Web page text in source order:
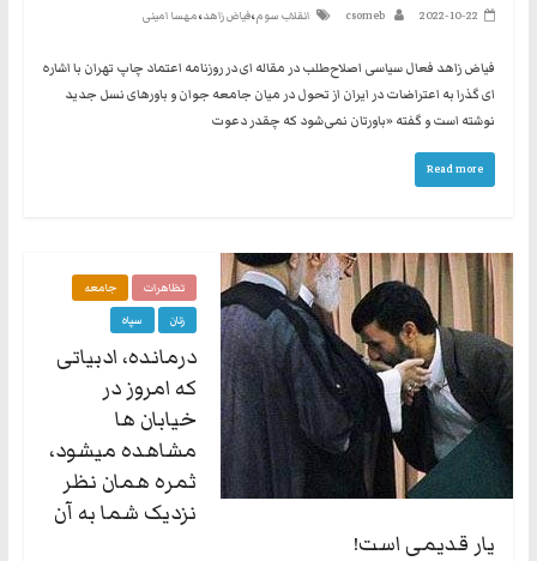
2022-10-22
csomeb انقلاب سوم،فیاض زاهد،مهسا امینی
فیاض زاهد فعال سیاسی اصلاح‌طلب در مقاله ای در روزنامه اعتماد چاپ تهران با اشاره
ای گذرا به اعتراضات در ایران از تحول در میان جامعه جوان و باورهای نسل جدید
نوشته است و گفته «باورتان نمی‌شود که چقدر دعوت
Read more
تظاهرات
جامعه
زنان
سپاه
درمانده، ادبیاتی
که امروز در
خیابان ها
مشاهده میشود،
ثمره همان نظر
نزدیک شما به آن
یار قدیمی است!